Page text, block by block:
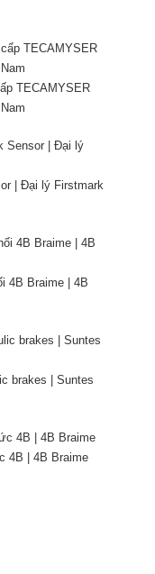
TECAMYSER
| Đại lý Firstmark
4B Braime | 4B
brakes | Suntes
4B | 4B Braime